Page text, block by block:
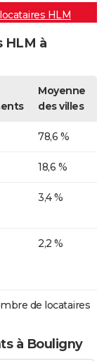
HLM
HLM à
Moyenne
des villes
78,6 %
18,6 %
3,4 %
2,2 %
de locataires
à Bouligny